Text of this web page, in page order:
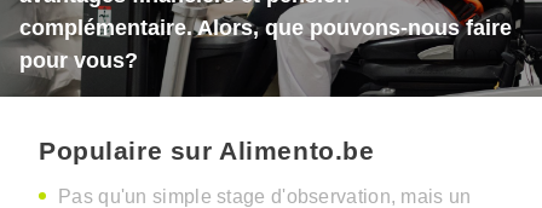
complémentaire. Alors, que pouvons-nous faire
pour vous?
Populaire sur Alimento.be
Pas qu'un simple stage d'observation, mais un